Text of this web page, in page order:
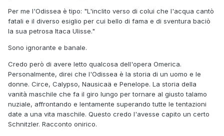
Per me l'Odissea è tipo: "L'inclito verso di colui che l'acqua cantò
fatali e il diverso esiglio per cui bello di fama e di sventura baciò
la sua petrosa Itaca Ulisse."
Sono ignorante e banale.
Credo però di avere letto qualcosa dell'opera Omerica.
Personalmente, direi che l'Odissea è la storia di un uomo e le
donne. Circe, Calypso, Nausicaä e Penelope. La storia della
vanità maschile che fa il giro lungo per tornare al giusto talamo
nuziale, affrontando e lentamente superando tutte le tentazioni
date a una vita maschile. Questo credo l'avesse capito un certo
Schnitzler. Racconto onirico.